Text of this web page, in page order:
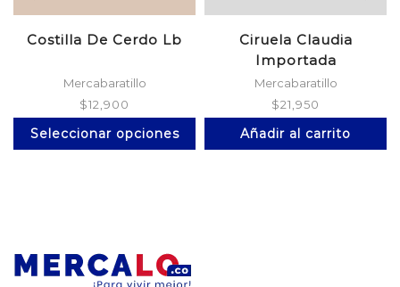
Costilla De Cerdo Lb
Mercabaratillo
$12,900
Seleccionar opciones
producto
Ciruela Claudia
Importada
Mercabaratillo
$21,950
Añadir al carrito